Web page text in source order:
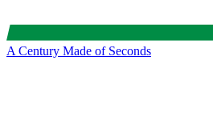
A Century Made of Seconds